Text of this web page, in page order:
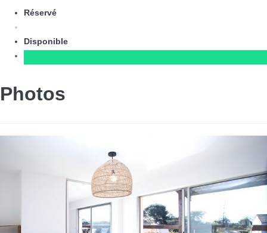
Réservé
Disponible
Photos